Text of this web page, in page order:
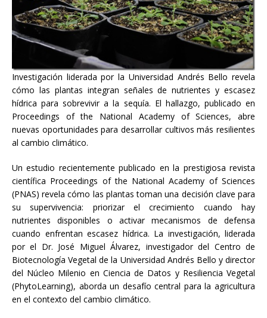
Investigación liderada por la Universidad Andrés Bello revela
cómo las plantas integran señales de nutrientes y escasez
hídrica para sobrevivir a la sequía. El hallazgo, publicado en
Proceedings of the National Academy of Sciences, abre
nuevas oportunidades para desarrollar cultivos más resilientes
al cambio climático.
Un estudio recientemente publicado en la prestigiosa revista
científica Proceedings of the National Academy of Sciences
(PNAS) revela cómo las plantas toman una decisión clave para
su supervivencia: priorizar el crecimiento cuando hay
nutrientes disponibles o activar mecanismos de defensa
cuando enfrentan escasez hídrica. La investigación, liderada
por el Dr. José Miguel Álvarez, investigador del Centro de
Biotecnología Vegetal de la Universidad Andrés Bello y director
del Núcleo Milenio en Ciencia de Datos y Resiliencia Vegetal
(PhytoLearning), aborda un desafío central para la agricultura
en el contexto del cambio climático.